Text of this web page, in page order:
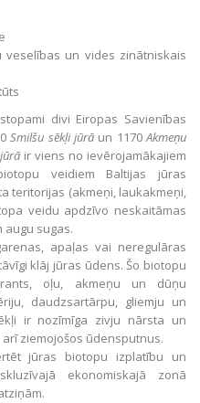
veselības un vides zinātniskais
divi Eiropas Savienības
Smilšu sēkļi jūrā un 1170Akmeņu
ir viens no ievērojamākajiem
veidiem Baltijas jūras
teritorijas (akmeņi, laukakmeņi,
veidu apdzīvo neskaitāmas
augu sugas.
apaļas vai neregulāras
klāj jūras ūdens. Šo biotopu
oļu, akmeņu un dūņu
daudzsartārpu, gliemju un
ir nozīmīga zivju nārsta un
ziemojošos ūdensputnus.
jūras biotopu izplatību un
ekonomiskajā zonā